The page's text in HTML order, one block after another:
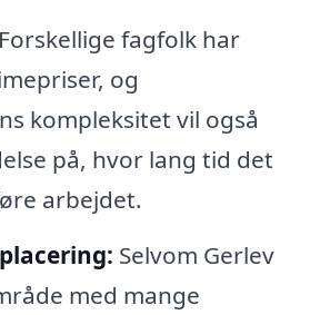
Forskellige fagfolk har
og
kompleksitet vil også
på, hvor lang tid det
arbejdet.
Selvom Gerlev
med mange